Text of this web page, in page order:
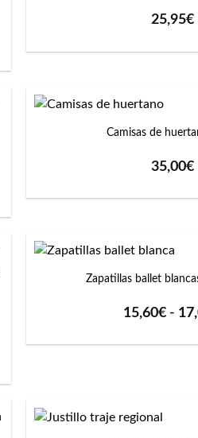
25,95€
+
Camisas de
35,00€
+
Zapatillas ballet
15,60€ -